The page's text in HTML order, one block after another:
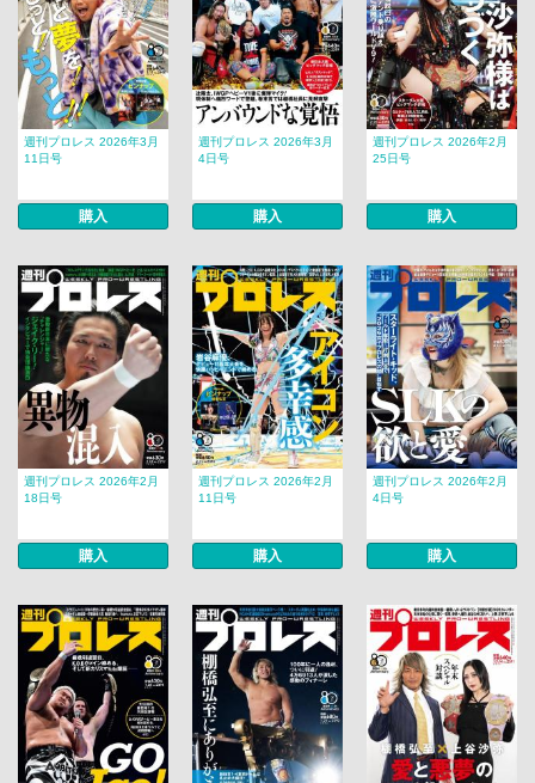
週刊プロレス 2026年3月
11日号
購入
週刊プロレス 2026年3月
4日号
購入
週刊プロレス 2026年2月
25日号
購入
週刊プロレス 2026年2月
18日号
購入
週刊プロレス 2026年2月
11日号
購入
週刊プロレス 2026年2月
4日号
購入